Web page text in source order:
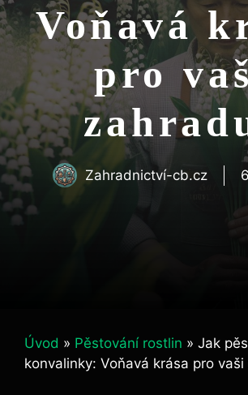
Voňavá
pro
Zahradnictví-cb.cz
Úvod » Pěstování rostlin » Jak
konvalinky: Voňavá krása pro